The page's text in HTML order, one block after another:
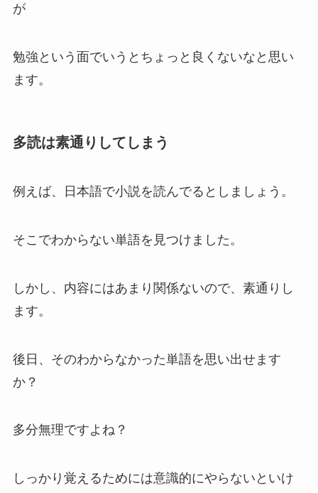
が
勉強という面でいうとちょっと良くないなと思い
ます。
多読は素通りしてしまう
例えば、日本語で小説を読んでるとしましょう。
そこでわからない単語を見つけました。
しかし、内容にはあまり関係ないので、素通りし
ます。
後日、そのわからなかった単語を思い出せます
か？
多分無理ですよね？
しっかり覚えるためには意識的にやらないといけ